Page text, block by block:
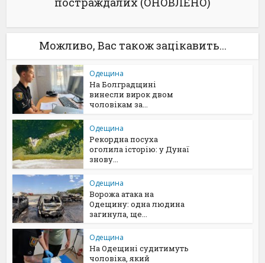
Можливо, Вас також зацікавить...
Одещина
На Болградщині
винесли вирок двом
чоловікам за...
Одещина
Рекордна посуха
оголила історію: у Дунаї
знову...
Одещина
Ворожа атака на
Одещину: одна людина
загинула, ще...
Одещина
На Одещині судитимуть
чоловіка, який